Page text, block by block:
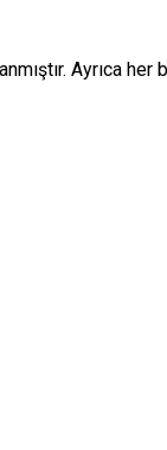
Ayrıca